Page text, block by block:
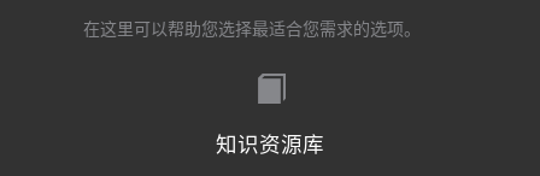
在这里可以帮助您选择最适合您需求的选项。
知识资源库